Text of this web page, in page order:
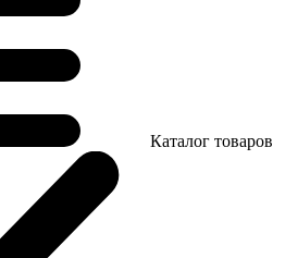
Каталог товаров